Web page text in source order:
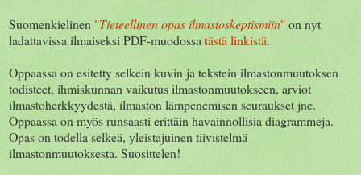
Suomenkielinen "Tieteellinen opas ilmastoskeptismiin"on nyt
ladattavissa ilmaiseksi PDF-muodossa tästä linkistä.
Oppaassa on esitetty selkein kuvin ja tekstein ilmastonmuutoksen
todisteet, ihmiskunnan vaikutus ilmastonmuutokseen, arviot
ilmastoherkkyydestä, ilmaston lämpenemisen seuraukset jne.
Oppaassa on myös runsaasti erittäin havainnollisia diagrammeja.
Opas on todella selkeä, yleistajuinen tiivistelmä
ilmastonmuutoksesta. Suosittelen!